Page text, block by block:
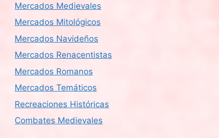
Mercados Medievales
Mercados Mitológicos
Mercados Navideños
Mercados Renacentistas
Mercados Romanos
Mercados Temáticos
Recreaciones Históricas
Combates Medievales